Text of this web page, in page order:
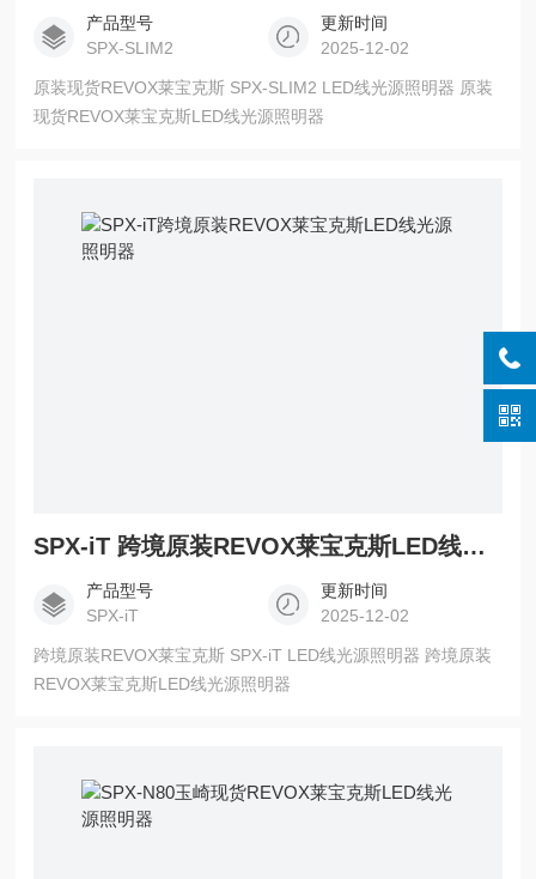
产品型号
SPX-SLIM2
更新时间
2025-12-02
原装现货REVOX莱宝克斯 SPX-SLIM2 LED线光源照明器 原装
现货REVOX莱宝克斯LED线光源照明器
SPX-iT 跨境原装REVOX莱宝克斯LED线光源照明器
产品型号
SPX-iT
更新时间
2025-12-02
跨境原装REVOX莱宝克斯 SPX-iT LED线光源照明器 跨境原装
REVOX莱宝克斯LED线光源照明器